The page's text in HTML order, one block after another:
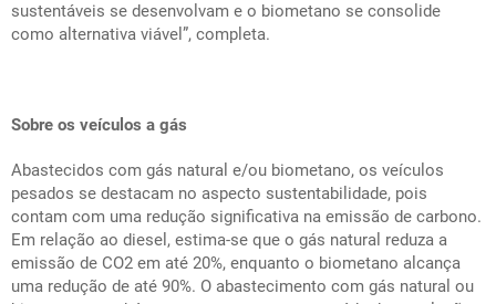
sustentáveis se desenvolvam e o biometano se consolide
como alternativa viável”, completa.
Sobre os veículos a gás
Abastecidos com gás natural e/ou biometano, os veículos
pesados se destacam no aspecto sustentabilidade, pois
contam com uma redução significativa na emissão de carbono.
Em relação ao diesel, estima-se que o gás natural reduza a
emissão de CO2 em até 20%, enquanto o biometano alcança
uma redução de até 90%. O abastecimento com gás natural ou